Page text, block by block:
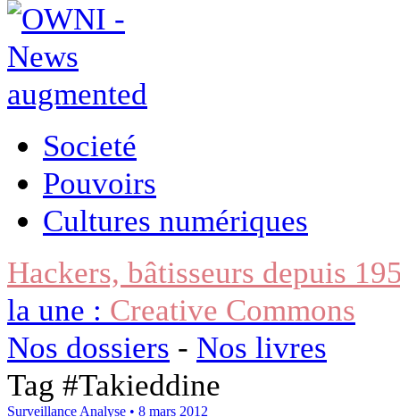
Societé
Pouvoirs
Cultures numériques
Hackers, bâtisseurs depuis
la une : Creative Commons
Nos dossiers - Nos livres
Tag #Takieddine
Surveillance Analyse • 8 mars 2012